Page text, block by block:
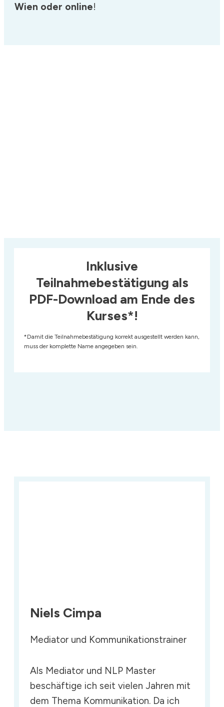
Wien oder online!
Inklusive
Teilnahmebestätigung als
PDF-Download am Ende des
Kurses*!
*Damit die Teilnahmebestätigung korrekt ausgestellt werden kann,
muss der komplette Name angegeben sein.
Niels Cimpa
Mediator und Kommunikationstrainer
Als Mediator und NLP Master
beschäftige ich seit vielen Jahren mit
dem Thema Kommunikation. Da ich